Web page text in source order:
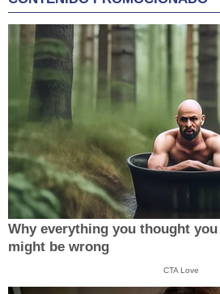
Why everything you thought
might be wrong
CTA Love